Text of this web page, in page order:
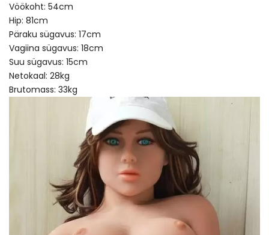
Vöökoht: 54cm
Hip: 81cm
Päraku sügavus: 17cm
Vagiina sügavus: 18cm
Suu sügavus: 15cm
Netokaal: 28kg
Brutomass: 33kg